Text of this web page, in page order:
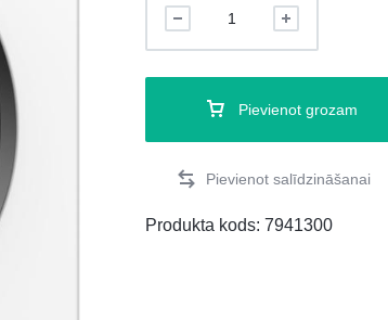
Pievienot grozam
Produkta kods:7941300